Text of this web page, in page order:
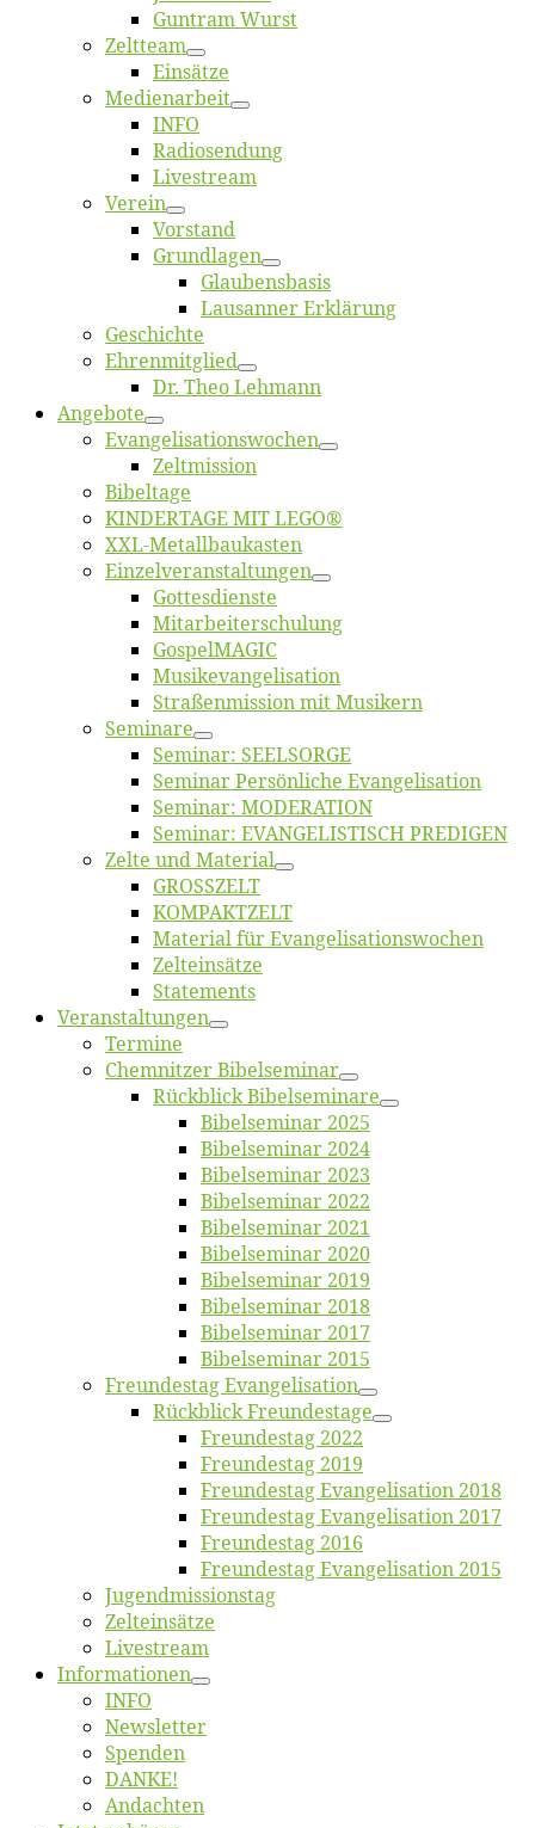
Gun­tram Wurst
Zelt­team
Ein­sät­ze
Me­di­en­ar­beit
INFO
Ra­dio­sen­dung
Live­stream
Ver­ein
Vor­stand
Grund­la­gen
Glaubens­ba­sis
Lausan­ner Erklärung
Ge­schich­te
Eh­ren­mit­glied
Dr. Theo Lehmann
An­ge­bo­te
Evangelisa­tions­wo­chen
Zelt­mis­si­on
Bi­bel­ta­ge
KINDERTAGE MIT LEGO®
XXL-Me­­tal­l­­bau­­kas­­ten
Einzelver­an­stal­tungen
Got­tes­diens­te
Mitarbeiter­schulung
Gos­pel­MA­GIC
Musikevan­ge­li­sa­tion
Straßenmis­sion mit Musikern
Se­mi­na­re
Se­mi­nar: SEELSORGE
Se­mi­nar Per­sön­li­che Evangelisation
Se­mi­nar: MODERATION
Se­mi­nar: EVANGELISTISCH PREDIGEN
Zel­te und Material
GROSSZELT
KOMPAKTZELT
Ma­te­ri­al für Evangelisationswochen
Zelt­ein­sät­ze
State­ments
Ver­an­stal­tun­gen
Ter­mi­ne
Chemnit­zer Bibelseminar
Rück­blick Bibelseminare
Bi­bel­se­mi­nar 2025
Bi­bel­se­mi­nar 2024
Bi­bel­se­mi­nar 2023
Bi­bel­se­mi­nar 2022
Bi­bel­se­mi­nar 2021
Bi­bel­se­mi­nar 2020
Bi­bel­se­mi­nar 2019
Bi­bel­se­mi­nar 2018
Bibelsemi­nar 2017
Bibelsemi­nar 2015
Freun­des­tag Evangelisation
Rück­blick Freundestage
Freun­des­tag 2022
Freun­des­tag 2019
Freun­des­tag Evan­ge­li­sa­ti­on 2018
Freun­des­tag Evan­ge­li­sa­ti­on 2017
Freun­des­tag 2016
Freun­des­tag Evan­ge­li­sa­ti­on 2015
Jugend­mis­sions­tag
Zelt­ein­sät­ze
Live­stream
Informatio­nen
INFO
News­let­ter
Spen­den
DANKE!
An­dach­ten